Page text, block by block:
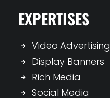
EXPERTISES
Video Advertising
Display Banners
Rich Media
Social Media